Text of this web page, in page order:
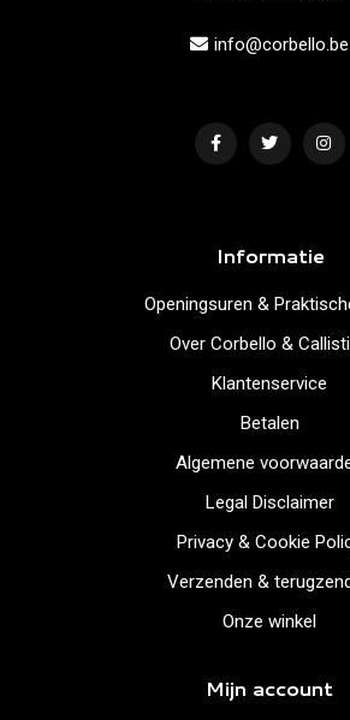
info@corbello.be
Informatie
Openingsuren &
Over Corbello &
Klantenservice
Betalen
Algemene
Legal Disclaimer
Privacy & Cookie
Verzenden &
Onze winkel
Mijn account